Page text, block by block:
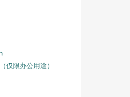
仅限办公用途）